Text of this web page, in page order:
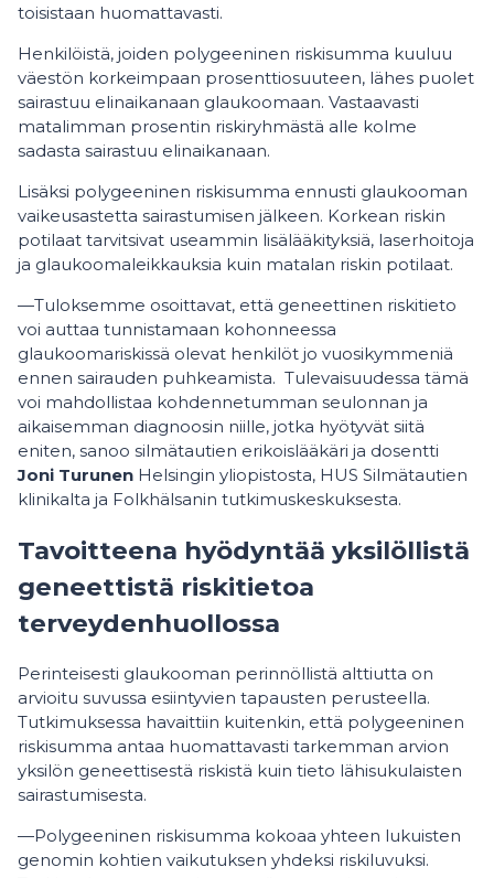
toisistaan huomattavasti.
Henkilöistä, joiden polygeeninen riskisumma kuuluu
väestön korkeimpaan prosenttiosuuteen, lähes puolet
sairastuu elinaikanaan glaukoomaan. Vastaavasti
matalimman prosentin riskiryhmästä alle kolme
sadasta sairastuu elinaikanaan.
Lisäksi polygeeninen riskisumma ennusti glaukooman
vaikeusastetta sairastumisen jälkeen. Korkean riskin
potilaat tarvitsivat useammin lisälääkityksiä, laserhoitoja
ja glaukoomaleikkauksia kuin matalan riskin potilaat.
—Tuloksemme osoittavat, että geneettinen riskitieto
voi auttaa tunnistamaan kohonneessa
glaukoomariskissä olevat henkilöt jo vuosikymmeniä
ennen sairauden puhkeamista. Tulevaisuudessa tämä
voi mahdollistaa kohdennetumman seulonnan ja
aikaisemman diagnoosin niille, jotka hyötyvät siitä
eniten, sanoo silmätautien erikoislääkäri ja dosentti
Joni Turunen Helsingin yliopistosta, HUS Silmätautien
klinikalta ja Folkhälsanin tutkimuskeskuksesta.
Tavoitteena hyödyntää yksilöllistä
geneettistä riskitietoa
terveydenhuollossa
Perinteisesti glaukooman perinnöllistä alttiutta on
arvioitu suvussa esiintyvien tapausten perusteella.
Tutkimuksessa havaittiin kuitenkin, että polygeeninen
riskisumma antaa huomattavasti tarkemman arvion
yksilön geneettisestä riskistä kuin tieto lähisukulaisten
sairastumisesta.
—Polygeeninen riskisumma kokoaa yhteen lukuisten
genomin kohtien vaikutuksen yhdeksi riskiluvuksi.